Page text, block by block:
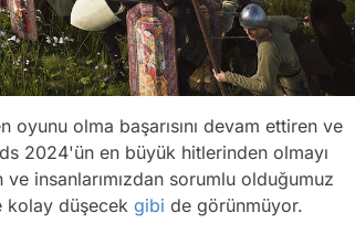
olma başarısını devam ettiren ve
2024'ün en büyük hitlerinden olmayı
insanlarımızdan sorumlu olduğumuz
kolay düşecek gibi de görünmüyor.